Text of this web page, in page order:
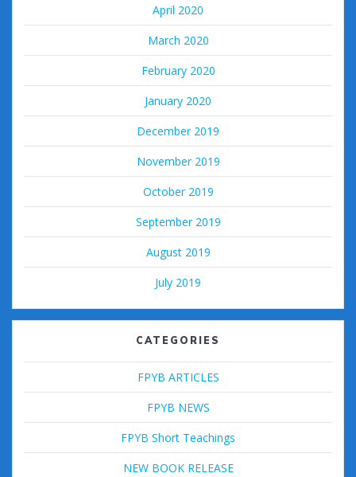
April 2020
March 2020
February 2020
January 2020
December 2019
November 2019
October 2019
September 2019
August 2019
July 2019
CATEGORIES
FPYB ARTICLES
FPYB NEWS
FPYB Short Teachings
NEW BOOK RELEASE